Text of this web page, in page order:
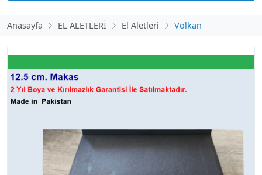
Anasayfa EL ALETLERİ El Aletleri Volkan